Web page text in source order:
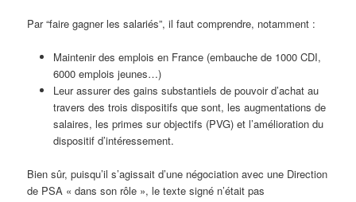
Par “faire gagner les salariés”, il faut comprendre, notamment :
Maintenir des emplois en France (embauche de 1000 CDI,
6000 emplois jeunes…)
Leur assurer des gains substantiels de pouvoir d’achat au
travers des trois dispositifs que sont, les augmentations de
salaires, les primes sur objectifs (PVG) et l’amélioration du
dispositif d’intéressement.
Bien sûr, puisqu’il s’agissait d’une négociation avec une Direction
de PSA « dans son rôle », le texte signé n’était pas